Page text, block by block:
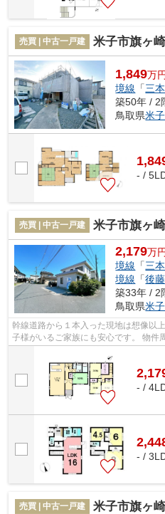
売買 | 中古一戸建 米子市旗ヶ
1,849万円
境線 「三
築50年 / 2
鳥取県米
- /
売買 | 中古一戸建 米子市旗ヶ
2,179万
境線 「三
境線 「後藤
築33年 / 2
鳥取県米
幹線道路から１本入った現地は想像以
子様がいるご家族にも安心です。 物件
- /
- /
売買 | 中古一戸建 米子市旗ヶ